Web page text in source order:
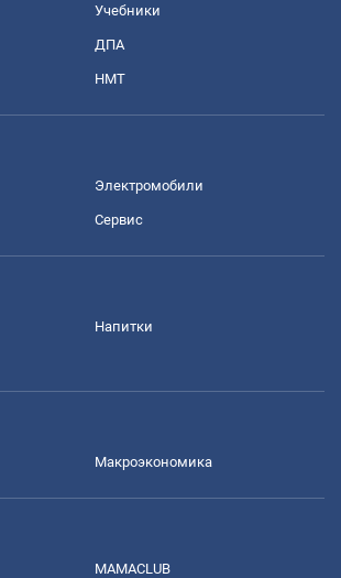
Учебники
ДПА
НМТ
Электромобили
Сервис
Напитки
Mакроэкономика
MAMACLUB